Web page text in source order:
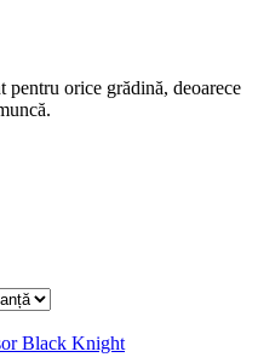
pentru orice grădină, deoarece